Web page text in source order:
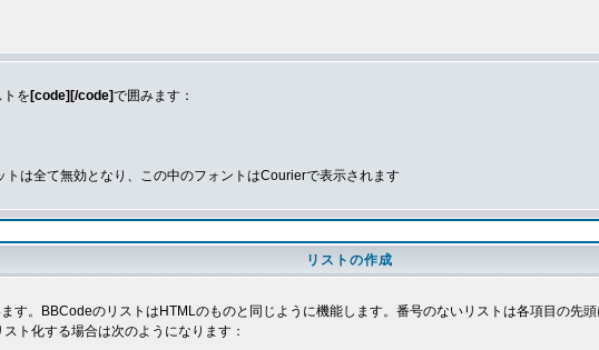
を [code][/code]で囲みます：
は全て無効となり、この中のフォントはCourierで表示されます
リストの作成
す。BBCodeのリストはHTMLのものと同じように機能します。番号のないリストは各項目の先
ト化する場合は次のようになります：